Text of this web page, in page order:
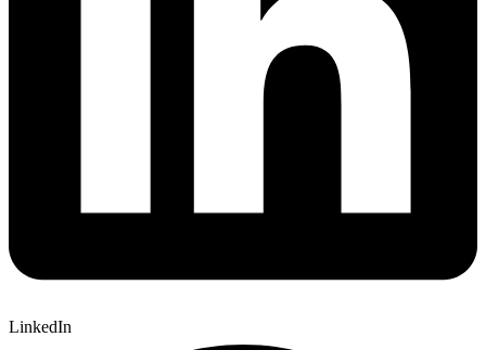
LinkedIn